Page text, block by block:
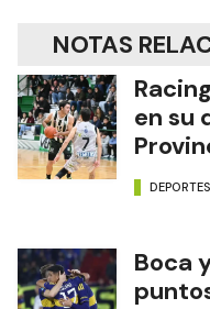
NOTAS
en su
DEPORTES
Boca